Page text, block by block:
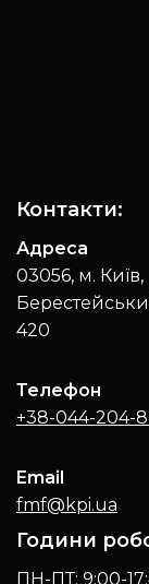
Контакти:
Адреса
03056, м. Київ,
420
Телефон
+38-044-204-
Email
fmf@kpi.ua
Години
ПН-ПТ: 9:00-